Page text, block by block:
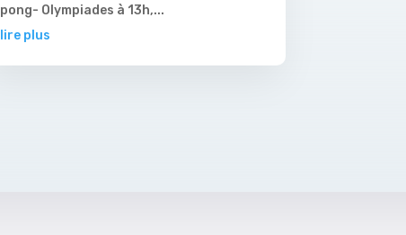
pong- Olympiades à 13h,...
lire plus